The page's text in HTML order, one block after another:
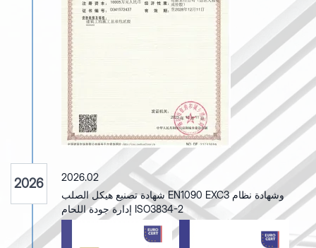
2026
2026.02
شهادة تصنيع هيكل الصلب EN1090 EXC3 وشهادة نظام
إدارة جودة اللحام ISO3834-2